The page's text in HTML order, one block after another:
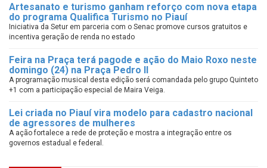
Artesanato e turismo ganham reforço com nova etapa
do programa Qualifica Turismo no Piauí
Iniciativa da Setur em parceria com o Senac promove cursos gratuitos e
incentiva geração de renda no estado
Feira na Praça terá pagode e ação do Maio Roxo neste
domingo (24) na Praça Pedro II
A programação musical desta edição será comandada pelo grupo Quinteto
+1 com a participação especial de Maira Veiga.
Lei criada no Piauí vira modelo para cadastro nacional
de agressores de mulheres
A ação fortalece a rede de proteção e mostra a integração entre os
governos estadual e federal.